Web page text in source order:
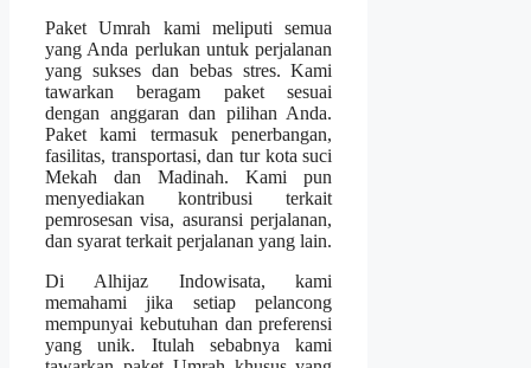
Paket Umrah kami meliputi semua
yang Anda perlukan untuk perjalanan
yang sukses dan bebas stres. Kami
tawarkan beragam paket sesuai
dengan anggaran dan pilihan Anda.
Paket kami termasuk penerbangan,
fasilitas, transportasi, dan tur kota suci
Mekah dan Madinah. Kami pun
menyediakan kontribusi terkait
pemrosesan visa, asuransi perjalanan,
dan syarat terkait perjalanan yang lain.
Di Alhijaz Indowisata, kami
memahami jika setiap pelancong
mempunyai kebutuhan dan preferensi
yang unik. Itulah sebabnya kami